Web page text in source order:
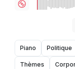
Piano Politique
Thèmes